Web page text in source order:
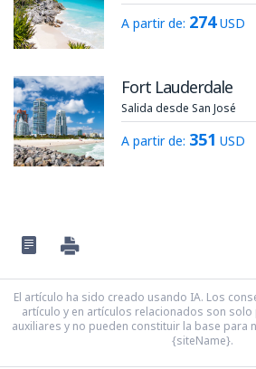
A partir de: 274 USD
Fort Lauderdale
Salida desde San José
A partir de: 351 USD
El artículo ha sido creado usando IA. Los
artículo y en artículos relacionados son
auxiliares y no pueden constituir la base para
{siteName}.